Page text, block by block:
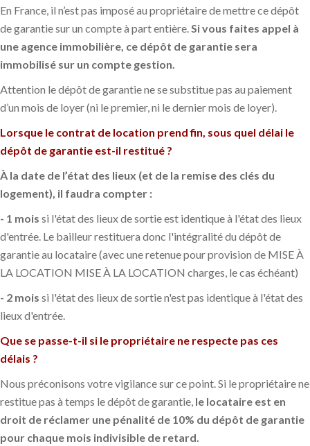
En France, il n’est pas imposé au propriétaire de mettre ce dépôt
de garantie sur un compte à part entière.Si vous faites appel à
une agence immobilière, ce dépôt de garantie sera
immobilisé sur un compte gestion.
Attention le dépôt de garantie ne se substitue pas au paiement
d’un mois de loyer (ni le premier, ni le dernier mois de loyer).
Lorsque le contrat de location prend fin, sous quel délai le
dépôt de garantie est-il restitué ?
À la date de l’état des lieux (et de la remise des clés du
logement), il faudra compter :
- 1 mois si l'état des lieux de sortie est identique à l'état des lieux
d'entrée. Le bailleur restituera donc l'intégralité du dépôt de
garantie au locataire (avec une retenue pour provision de MISE À
LA LOCATION MISE À LA LOCATION charges, le cas échéant)
- 2 mois si l'état des lieux de sortie n'est pas identique à l'état des
lieux d'entrée.
Que se passe-t-il si le propriétaire ne respecte pas ces
délais ?
Nous préconisons votre vigilance sur ce point. Si le propriétaire ne
restitue pas à temps le dépôt de garantie, le locataire est en
droit de réclamer une pénalité de 10% du dépôt de garantie
pour chaque mois indivisible de retard.